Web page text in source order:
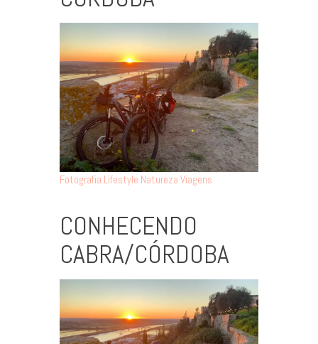
Fotografia Lifestyle Natureza Viagens
CONHECENDO
CABRA/CÓRDOBA